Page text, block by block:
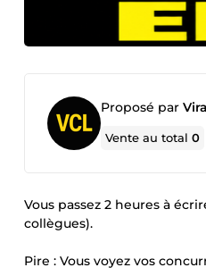
Proposé par
Vente au total0
Vous passez 2 heures à
collègues).
Pire : Vous voyez vos